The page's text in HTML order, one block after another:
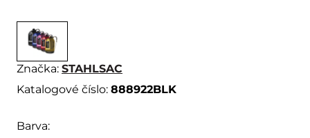
Značka: STAHLSAC
Katalogové číslo: 888922BLK
Barva: